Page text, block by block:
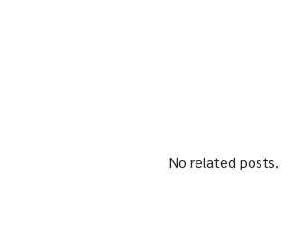
No related posts.